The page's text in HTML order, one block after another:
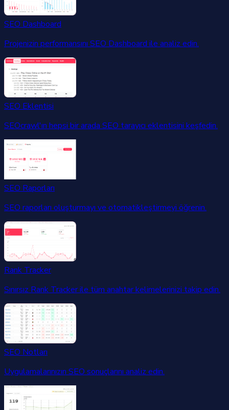
SEO Dashboard
Projenizin performansını SEO Dashboard ile analiz edin.
SEO Eklentisi
SEOcrawl'ın hepsi bir arada SEO tarayıcı eklentisini keşfedin.
SEO Raporları
SEO raporları oluşturmayı ve otomatikleştirmeyi öğrenin.
Rank Tracker
Sınırsız Rank Tracker ile tüm anahtar kelimelerinizi takip edin.
SEO Notları
Uygulamalarınızın SEO sonuçlarını analiz edin.